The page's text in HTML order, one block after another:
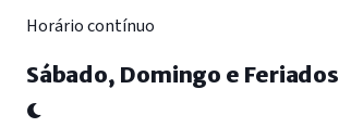
Horário contínuo
Sábado, Domingo e Feriados